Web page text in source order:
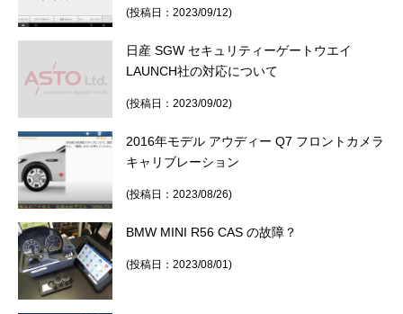
(投稿日：2023/09/12)
日産 SGW セキュリティーゲートウエイ
LAUNCH社の対応について
(投稿日：2023/09/02)
2016年モデル アウディー Q7 フロントカメラ
キャリブレーション
(投稿日：2023/08/26)
BMW MINI R56 CAS の故障？
(投稿日：2023/08/01)